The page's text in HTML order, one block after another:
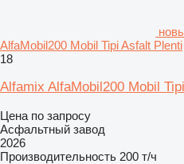
AlfaMobil200 Mobil Tipi Asfalt Plenti
18
Alfamix AlfaMobil200 Mobil
Цена по запросу
Асфальтный завод
2026
Производительность 200 т/ч